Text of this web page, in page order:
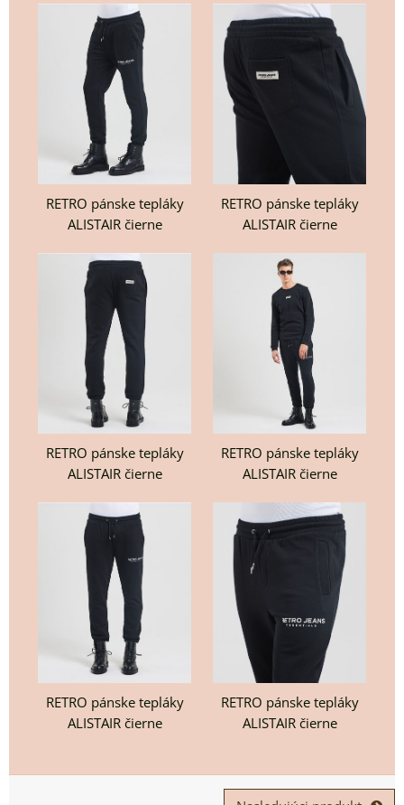
RETRO pánske tepláky
ALISTAIR čierne
RETRO pánske tepláky
ALISTAIR čierne
RETRO pánske tepláky
ALISTAIR čierne
RETRO pánske tepláky
ALISTAIR čierne
RETRO pánske tepláky
ALISTAIR čierne
RETRO pánske tepláky
ALISTAIR čierne